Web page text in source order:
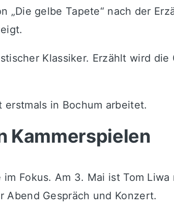
gelbe Tapete“ nach der
Klassiker. Erzählt wird
in Bochum arbeitet.
Kammerspielen
Fokus. Am 3. Mai ist Tom Liwa
Abend Gespräch und Konzert.